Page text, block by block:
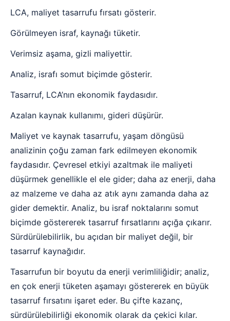
LCA, maliyet tasarrufu fırsatı gösterir.
Görülmeyen israf, kaynağı tüketir.
Verimsiz aşama, gizli maliyettir.
Analiz, israfı somut biçimde gösterir.
Tasarruf, LCA’nın ekonomik faydasıdır.
Azalan kaynak kullanımı, gideri düşürür.
Maliyet ve kaynak tasarrufu, yaşam döngüsü
analizinin çoğu zaman fark edilmeyen ekonomik
faydasıdır. Çevresel etkiyi azaltmak ile maliyeti
düşürmek genellikle el ele gider; daha az enerji, daha
az malzeme ve daha az atık aynı zamanda daha az
gider demektir. Analiz, bu israf noktalarını somut
biçimde göstererek tasarruf fırsatlarını açığa çıkarır.
Sürdürülebilirlik, bu açıdan bir maliyet değil, bir
tasarruf kaynağıdır.
Tasarrufun bir boyutu da enerji verimliliğidir; analiz,
en çok enerji tüketen aşamayı göstererek en büyük
tasarruf fırsatını işaret eder. Bu çifte kazanç,
sürdürülebilirliği ekonomik olarak da çekici kılar.